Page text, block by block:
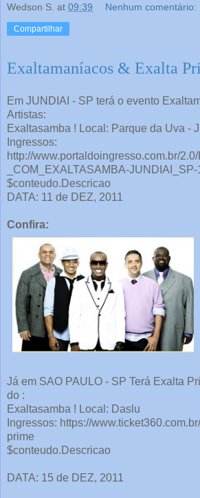
Wedson S. at 09:39 Nenhum comentário:
Compartilhar
Exaltamaníacos & Exalta
Em JUNDIAI - SP terá o evento
Artistas:
Exaltasamba ! Local: Parque da Uva -
Ingressos:
http://www.portaldoingresso.com.br/
_COM_EXALTASAMBA-JUNDIAI_SP-
$conteudo.Descricao
DATA: 11 de DEZ, 2011
Confira:
Já em SAO PAULO - SP Terá Exalta
do :
Exaltasamba ! Local: Daslu
Ingressos: https://
prime
$conteudo.Descricao
DATA: 15 de DEZ, 2011